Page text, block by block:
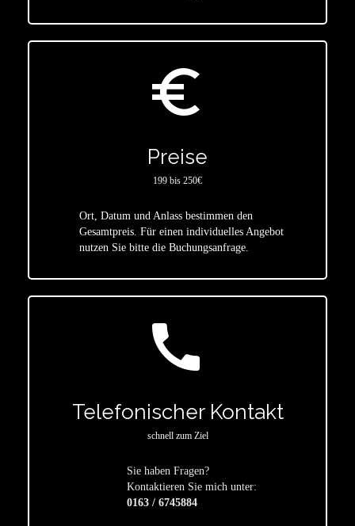
euro_symbol
Preise
199 bis 250€
Ort, Datum und Anlass bestimmen den
Gesamtpreis. Für einen individuelles Angebot
nutzen Sie bitte die Buchungsanfrage.
call
Telefonischer Kontakt
schnell zum Ziel
Sie haben Fragen?
Kontaktieren Sie mich unter:
0163 / 6745884